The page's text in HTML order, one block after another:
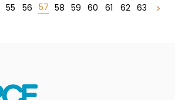
55 56 57 58 59 60 61 62 63